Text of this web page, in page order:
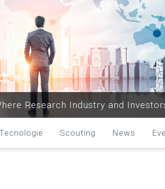
Research Industry and
Tecnologie Scouting News